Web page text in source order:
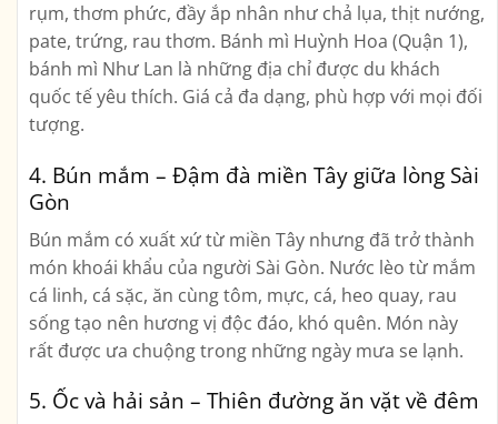
rụm, thơm phức, đầy ắp nhân như chả lụa, thịt nướng,
pate, trứng, rau thơm. Bánh mì Huỳnh Hoa (Quận 1),
bánh mì Như Lan là những địa chỉ được du khách
quốc tế yêu thích. Giá cả đa dạng, phù hợp với mọi đối
tượng.
4. Bún mắm – Đậm đà miền Tây giữa lòng Sài
Gòn
Bún mắm có xuất xứ từ miền Tây nhưng đã trở thành
món khoái khẩu của người Sài Gòn. Nước lèo từ mắm
cá linh, cá sặc, ăn cùng tôm, mực, cá, heo quay, rau
sống tạo nên hương vị độc đáo, khó quên. Món này
rất được ưa chuộng trong những ngày mưa se lạnh.
5. Ốc và hải sản – Thiên đường ăn vặt về đêm